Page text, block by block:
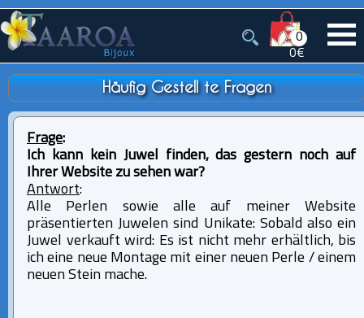
0
0€
Häufig Gestell te Fragen
Frage:
Ich kann kein Juwel finden, das gestern noch auf
Ihrer Website zu sehen war?
Antwort:
Alle Perlen sowie alle auf meiner Website
präsentierten Juwelen sind Unikate: Sobald also ein
Juwel verkauft wird: Es ist nicht mehr erhältlich, bis
ich eine neue Montage mit einer neuen Perle / einem
neuen Stein mache.